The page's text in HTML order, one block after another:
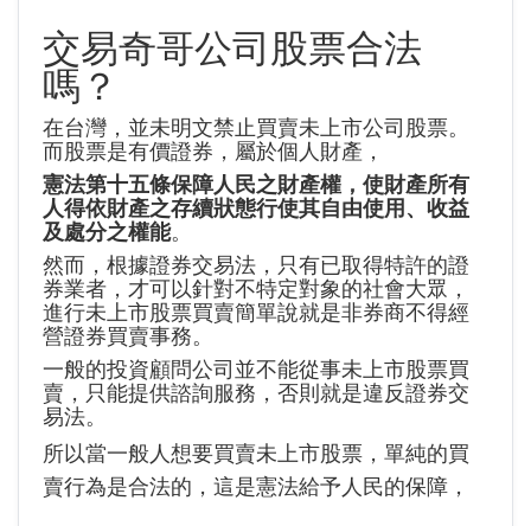
交易奇哥公司股票合法
嗎？
在台灣，並未明文禁止買賣未上市公司股票。
而股票是有價證券，屬於個人財產，
憲法第十五條保障人民之財產權，使財產所有
人得依財產之存續狀態行使其自由使用、收益
及處分之權能。
然而，根據證券交易法，只有已取得特許的證
券業者，才可以針對不特定對象的社會大眾，
進行未上市股票買賣簡單說就是非券商不得經
營證券買賣事務。
一般的投資顧問公司並不能從事未上市股票買
賣，只能提供諮詢服務，否則就是違反證券交
易法。
所以當一般人想要買賣未上市股票，單純的買
賣行為是合法的，這是憲法給予人民的保障，